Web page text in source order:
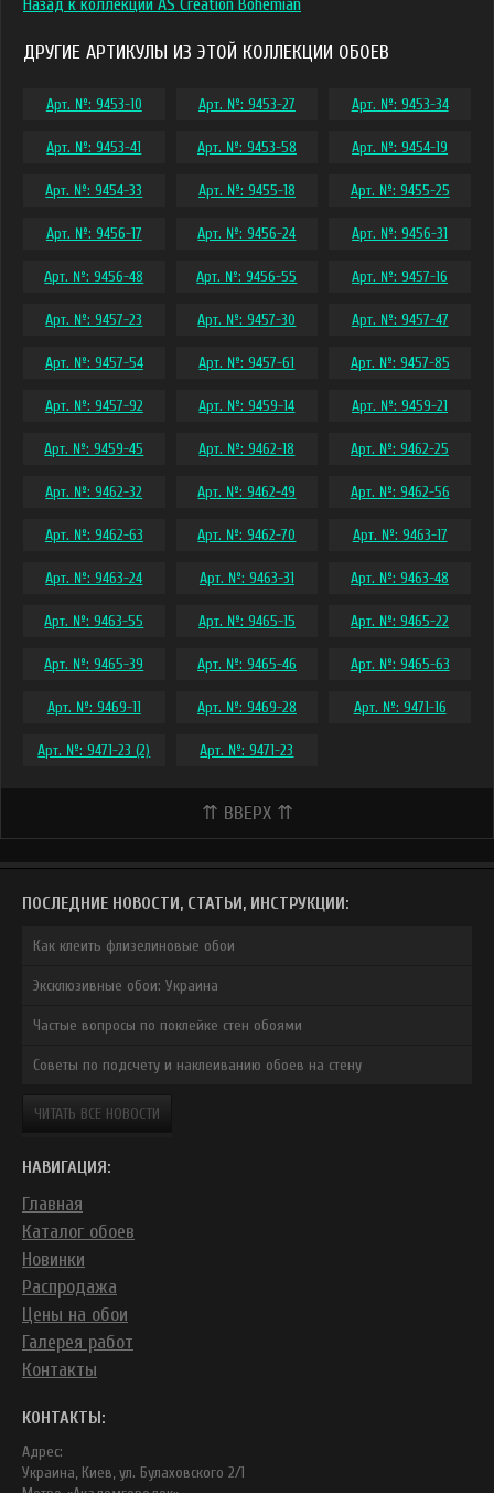
Назад к коллекции AS Creation Bohemian
ДРУГИЕ АРТИКУЛЫ ИЗ ЭТОЙ КОЛЛЕКЦИИ ОБОЕВ
Арт. №: 9453-10 Арт. №: 9453-27 Арт. №: 9453-34
Арт. №: 9453-41 Арт. №: 9453-58 Арт. №: 9454-19
Арт. №: 9454-33 Арт. №: 9455-18 Арт. №: 9455-25
Арт. №: 9456-17 Арт. №: 9456-24 Арт. №: 9456-31
Арт. №: 9456-48 Арт. №: 9456-55 Арт. №: 9457-16
Арт. №: 9457-23 Арт. №: 9457-30 Арт. №: 9457-47
Арт. №: 9457-54 Арт. №: 9457-61 Арт. №: 9457-85
Арт. №: 9457-92 Арт. №: 9459-14 Арт. №: 9459-21
Арт. №: 9459-45 Арт. №: 9462-18 Арт. №: 9462-25
Арт. №: 9462-32 Арт. №: 9462-49 Арт. №: 9462-56
Арт. №: 9462-63 Арт. №: 9462-70 Арт. №: 9463-17
Арт. №: 9463-24 Арт. №: 9463-31 Арт. №: 9463-48
Арт. №: 9463-55 Арт. №: 9465-15 Арт. №: 9465-22
Арт. №: 9465-39 Арт. №: 9465-46 Арт. №: 9465-63
Арт. №: 9469-11 Арт. №: 9469-28 Арт. №: 9471-16
Арт. №: 9471-23 (2) Арт. №: 9471-23
⇈ ВВЕРХ ⇈
ПОСЛЕДНИЕ НОВОСТИ, СТАТЬИ, ИНСТРУКЦИИ:
Как клеить флизелиновые обои
Эксклюзивные обои: Украина
Частые вопросы по поклейке стен обоями
Советы по подсчету и наклеиванию обоев на стену
ЧИТАТЬ ВСЕ НОВОСТИ
НАВИГАЦИЯ:
Главная
Каталог обоев
Новинки
Распродажа
Цены на обои
Галерея работ
Контакты
КОНТАКТЫ:
Адрес:
Украина, Киев, ул. Булаховского 2/1